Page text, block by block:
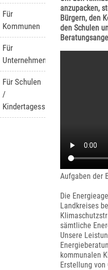
Für
Kommunen
Für
Unternehmen
Für Schulen
/
Kindertagesstätten
anzupacken,
Bürgern, den
den Schulen
Aufgaben der
Die
Landkreises
sämtliche
Unsere
kommunalen
Erstellung